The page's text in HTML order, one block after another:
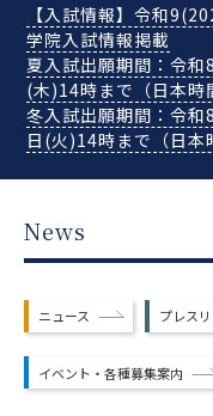
【入試情報】令和
学院入試情報掲載
夏入試出願期間：令
(木)14時まで（日本時
冬入試出願期間：令
日(火)14時まで（日本
News
ニュース プレス
イベント・各種募集案内